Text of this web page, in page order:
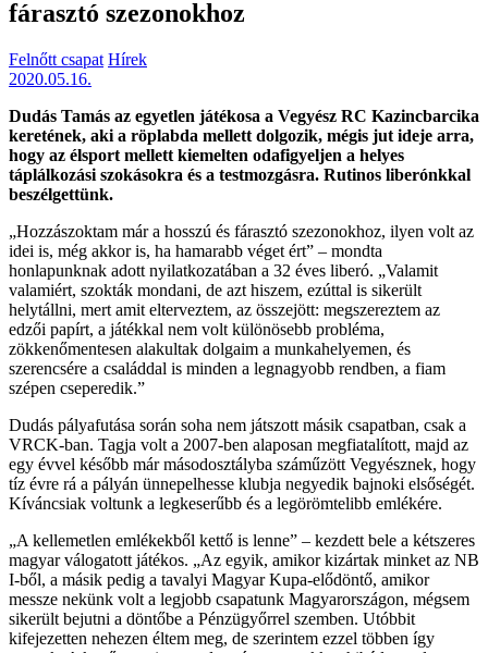
fárasztó szezonokhoz
Felnőtt csapat Hírek
2020.05.16.
Dudás Tamás az egyetlen játékosa a Vegyész RC Kazincbarcika
keretének, aki a röplabda mellett dolgozik, mégis jut ideje arra,
hogy az élsport mellett kiemelten odafigyeljen a helyes
táplálkozási szokásokra és a testmozgásra. Rutinos liberónkkal
beszélgettünk.
„Hozzászoktam már a hosszú és fárasztó szezonokhoz, ilyen volt az
idei is, még akkor is, ha hamarabb véget ért” – mondta
honlapunknak adott nyilatkozatában a 32 éves liberó. „Valamit
valamiért, szokták mondani, de azt hiszem, ezúttal is sikerült
helytállni, mert amit elterveztem, az összejött: megszereztem az
edzői papírt, a játékkal nem volt különösebb probléma,
zökkenőmentesen alakultak dolgaim a munkahelyemen, és
szerencsére a családdal is minden a legnagyobb rendben, a fiam
szépen cseperedik.”
Dudás pályafutása során soha nem játszott másik csapatban, csak a
VRCK-ban. Tagja volt a 2007-ben alaposan megfiatalított, majd az
egy évvel később már másodosztályba száműzött Vegyésznek, hogy
tíz évre rá a pályán ünnepelhesse klubja negyedik bajnoki elsőségét.
Kíváncsiak voltunk a legkeserűbb és a legörömtelibb emlékére.
„A kellemetlen emlékekből kettő is lenne” – kezdett bele a kétszeres
magyar válogatott játékos. „Az egyik, amikor kizártak minket az NB
I-ből, a másik pedig a tavalyi Magyar Kupa-elődöntő, amikor
messze nekünk volt a legjobb csapatunk Magyarországon, mégsem
sikerült bejutni a döntőbe a Pénzügyőrrel szemben. Utóbbit
kifejezetten nehezen éltem meg, de szerintem ezzel többen így